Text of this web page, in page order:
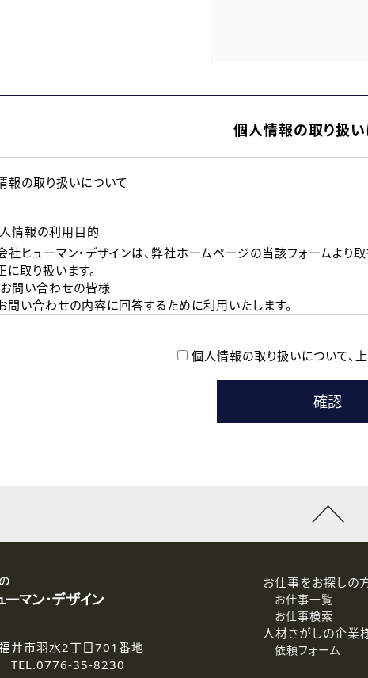
個人情報の取り扱い
報の取り扱いについて
情報の利用目的
社ヒューマン・デザインは、弊社ホームページの当該フォームよ
に取り扱います。
問い合わせの皆様
い合わせの内容に回答するために利用いたします。
録に関するご連絡および本登録時の参考情報として利用いたしま
ご連絡手段は、電話・Ｅメールのいずれかの方法といたします。
情報の取り扱いの委託
定める個人情報保護の評価基準を満たした委託先に、個人情報を
情報の開示等について
いただいた個人情報の開示等（利用目的の通知、開示、訂正、追加
個人情報の取り扱いについて、
井市羽水2丁目701番地
TEL.0776-35-8230
お仕事をお探しの
お仕事一覧
お仕事検索
人材さがしの企業
依頼フォーム